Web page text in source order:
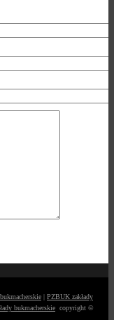
| PZBUK zakłady
bukmacherskie copyright ©